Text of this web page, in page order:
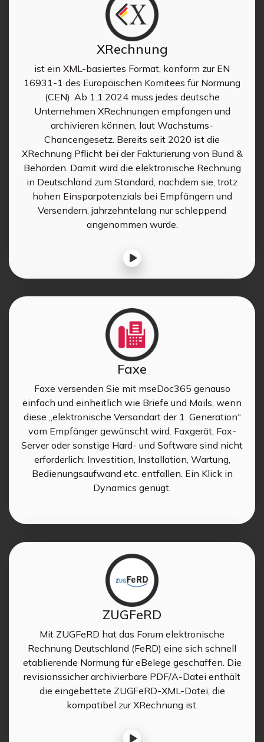
XRechnung
ist ein XML-basiertes Format, konform zur EN
16931-1 des Europäischen Komitees für Normung
(CEN). Ab 1.1.2024 muss jedes deutsche
Unternehmen XRechnungen empfangen und
archivieren können, laut Wachstums­-
Chancengesetz. Bereits seit 2020 ist die
XRechnung Pflicht bei der Fakturierung von Bund &
Behörden. Damit wird die elektronische Rechnung
in Deutschland zum Standard, nachdem sie, trotz
hohen Einsparpotenzials bei Empfängern und
Versendern, jahrzehntelang nur schleppend
angenommen wurde.
Faxe
Faxe versenden Sie mit mseDoc365 genauso
einfach und einheitlich wie Briefe und Mails, wenn
diese „elektronische Versandart der 1. Generation“
vom Empfänger gewünscht wird. Faxgerät, Fax-
Server oder sonstige Hard- und Software sind nicht
erforderlich: Investition, Installation, Wartung,
Bedienungsaufwand etc. entfallen. Ein Klick in
Dynamics genügt.
ZUGFeRD
Mit ZUGFeRD hat das Forum elektronische
Rechnung Deutschland (FeRD) eine sich schnell
etablierende Normung für eBelege geschaffen. Die
revisionssicher archivierbare PDF/A-Datei enthält
die eingebettete ZUGFeRD-XML-Datei, die
kompatibel zur XRechnung ist.